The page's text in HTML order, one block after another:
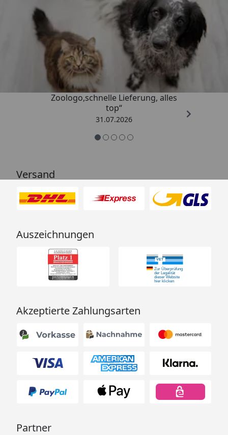
Trusted Shops
4,74/ 5
„Gute Erfahrung mit
Zoologo,schnelle Lieferung, alles
top“
31.07.2026
Versand
Auszeichnungen
Akzeptierte Zahlungsarten
Partner